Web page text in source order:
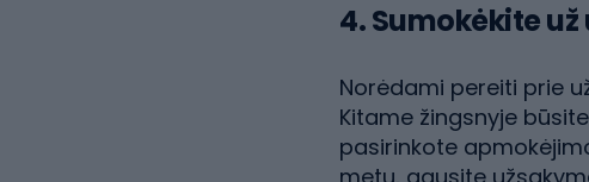
4. Sumokėkite
Norėdami pereiti prie
Kitame žingsnyje
pasirinkote